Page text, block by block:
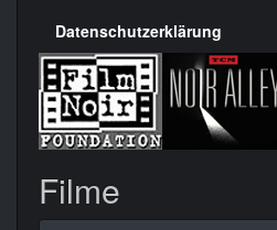
Datenschutzerklärung
Filme